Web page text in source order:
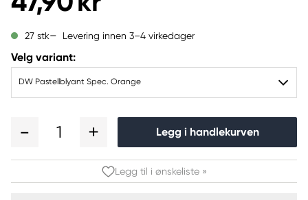
27 stk Levering innen 3–4 virkedager
Velg variant:
DW Pastellblyant Spec. Orange
1 Legg i handlekurven
Legg til i ønskeliste »